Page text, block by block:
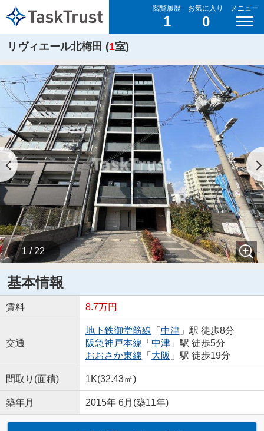
閲覧履歴
1
お気に入り
0
メニュー
リヴィエール北梅田 (1室)
1 / 22
基本情報
賃料 8.7万円
交通
地下鉄御堂筋線 「 中津」駅 徒歩8分
阪急神戸本線 「 中津」駅 徒歩5分
おおさか東線 「 大阪 」駅 徒歩19分
間取り(面積) 1K(32.43㎡)
築年月 2015年 6月(築11年)